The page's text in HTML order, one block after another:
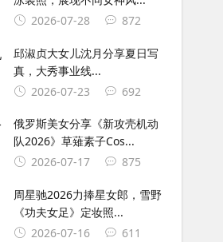
2026-07-28
872
邱淑贞大女儿沈月分享夏日写
真，大秀事业线...
2026-07-23
692
俄罗斯美女分享《新攻壳机动
队2026》草薙素子Cos...
2026-07-17
875
周星驰2026力捧星女郎，雪野
《功夫女足》定妆照...
2026-07-16
611